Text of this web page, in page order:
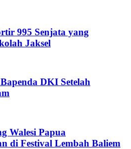
995 Senjata yang
Jaksel
DKI Setelah
Walesi Papua
di Festival Lembah Baliem